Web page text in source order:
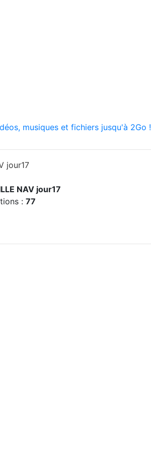
musiques et fichiers jusqu'à 2Go !
NAV jour17
: 77